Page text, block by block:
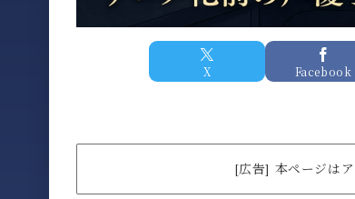
X Facebook
[広告] 本ページは